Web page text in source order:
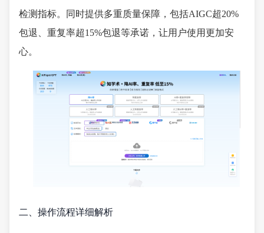
检测指标。同时提供多重质量保障，包括AIGC超20%
包退、重复率超15%包退等承诺，让用户使用更加安
心。
二、操作流程详细解析